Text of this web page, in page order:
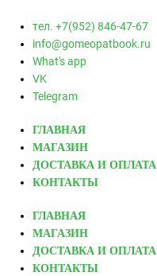
тел. +7(952) 846-47-67
info@gomeopatbook.ru
What's app
VK
Telegram
ГЛАВНАЯ
МАГАЗИН
ДОСТАВКА И ОПЛАТА
КОНТАКТЫ
ГЛАВНАЯ
МАГАЗИН
ДОСТАВКА И ОПЛАТА
КОНТАКТЫ